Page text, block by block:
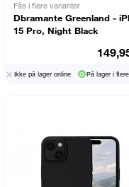
Fås i flere varianter
Dbramante Greenland -
15 Pro, Night Black
Ikke på lager online På lager i